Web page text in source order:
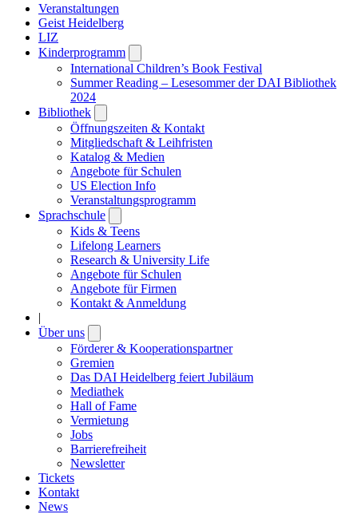
Veranstaltungen
Geist Heidelberg
LIZ
Kinderprogramm
submenu
International Children’s Book Festival
Summer Reading – Lesesommer der DAI Bibliothek
2024
Bibliothek
submenu
Öffnungszeiten & Kontakt
Mitgliedschaft & Leihfristen
Katalog & Medien
Angebote für Schulen
US Election Info
Veranstaltungsprogramm
Sprachschule
submenu
Kids & Teens
Lifelong Learners
Research & University Life
Angebote für Schulen
Angebote für Firmen
Kontakt & Anmeldung
|
Über uns
submenu
Förderer & Kooperationspartner
Gremien
Das DAI Heidelberg feiert Jubiläum
Mediathek
Hall of Fame
Vermietung
Jobs
Barrierefreiheit
Newsletter
Tickets
Kontakt
News